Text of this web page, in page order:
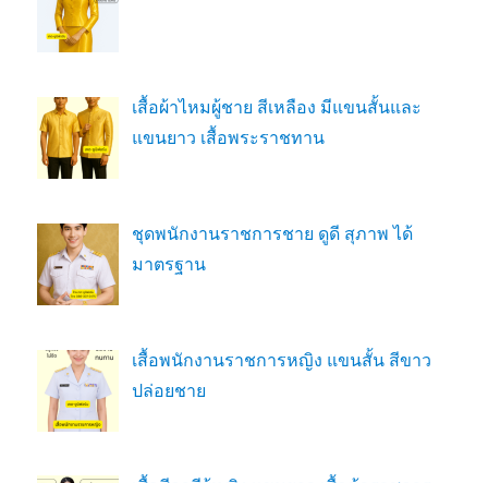
เสื้อผ้าไหมผู้ชาย สีเหลือง มีแขนสั้นและ
แขนยาว เสื้อพระราชทาน
ชุดพนักงานราชการชาย ดูดี สุภาพ ได้
มาตรฐาน
เสื้อพนักงานราชการหญิง แขนสั้น สีขาว
ปล่อยชาย